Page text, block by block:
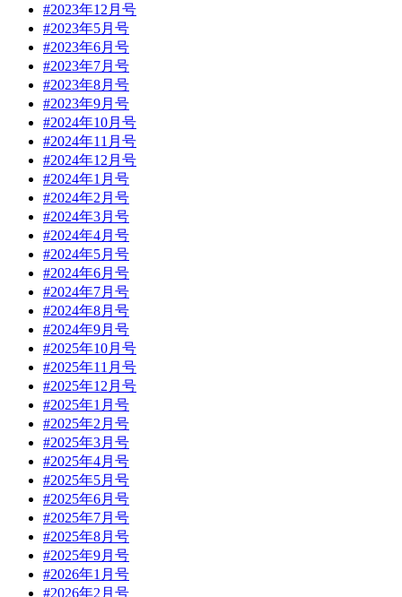
#2023年12月号
#2023年5月号
#2023年6月号
#2023年7月号
#2023年8月号
#2023年9月号
#2024年10月号
#2024年11月号
#2024年12月号
#2024年1月号
#2024年2月号
#2024年3月号
#2024年4月号
#2024年5月号
#2024年6月号
#2024年7月号
#2024年8月号
#2024年9月号
#2025年10月号
#2025年11月号
#2025年12月号
#2025年1月号
#2025年2月号
#2025年3月号
#2025年4月号
#2025年5月号
#2025年6月号
#2025年7月号
#2025年8月号
#2025年9月号
#2026年1月号
#2026年2月号